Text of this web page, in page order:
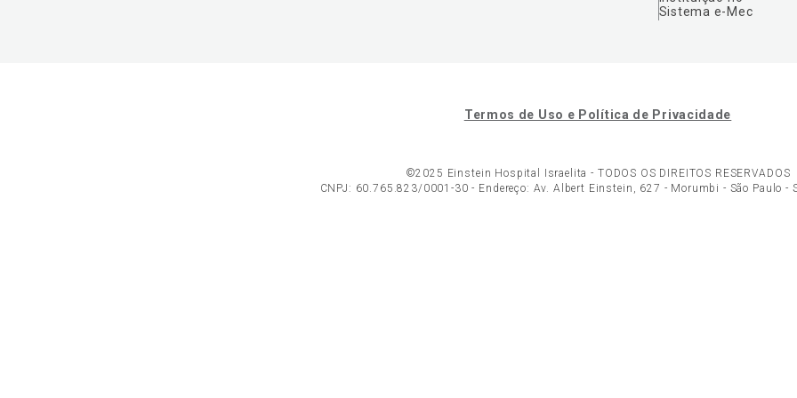
Sistema e-Mec
Termos de Uso e Política de Privacidade
©2025 Einstein Hospital Israelita - TODOS OS DIREITOS RESERVADOS
CNPJ: 60.765.823/0001-30 - Endereço: Av. Albert Einstein, 627 - Morumbi - São Paulo -